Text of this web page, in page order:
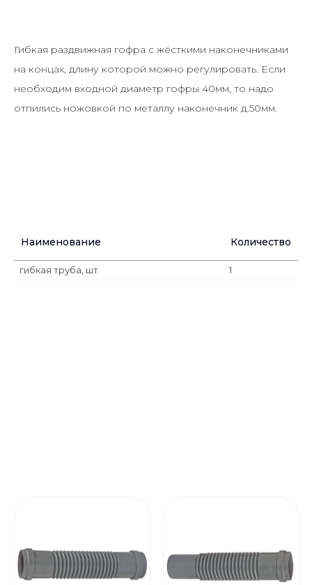
Гибкая раздвижная гофра с жёсткими наконечниками
на концах, длину которой можно регулировать. Если
необходим входной диаметр гофры 40мм, то надо
отпились ножовкой по металлу наконечник д.50мм.
Наименование Количество
гибкая труба, шт 1